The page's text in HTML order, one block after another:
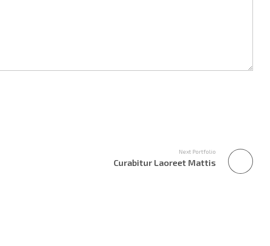
Next Portfolio
Curabitur Laoreet Mattis